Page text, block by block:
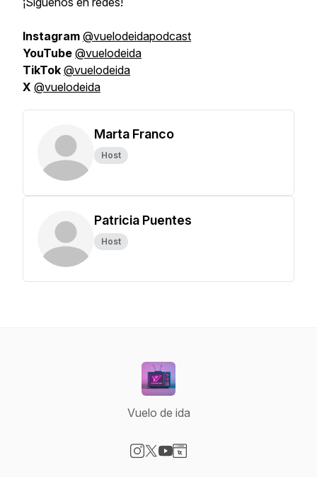
Instagram @vuelodeidapodcast
YouTube @vuelodeida
TikTok @vuelodeida
X @vuelodeida
Marta Franco
Host
Patricia Puentes
Host
Vuelo de ida